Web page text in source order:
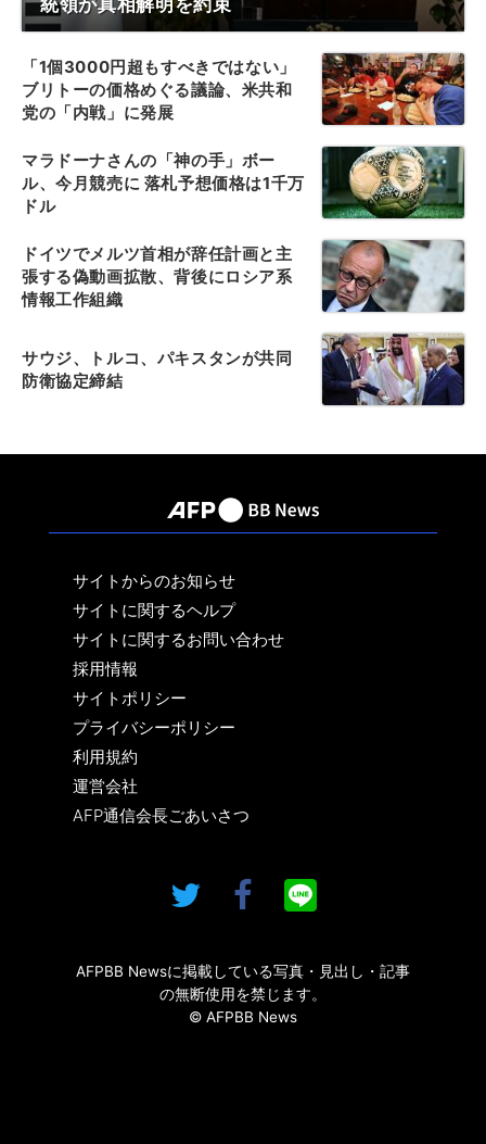
「1個3000円超もすべきではない」
ブリトーの価格めぐる議論、米共和
党の「内戦」に発展
マラドーナさんの「神の手」ボー
ル、今月競売に 落札予想価格は1千万
ドル
ドイツでメルツ首相が辞任計画と主
張する偽動画拡散、背後にロシア系
情報工作組織
サウジ、トルコ、パキスタンが共同
防衛協定締結
サイトからのお知らせ
サイトに関するヘルプ
サイトに関するお問い合わせ
採用情報
サイトポリシー
プライバシーポリシー
利用規約
運営会社
AFP通信会長ごあいさつ
AFPBB Newsに掲載している写真・見出し・記事
の無断使用を禁じます。
© AFPBB News